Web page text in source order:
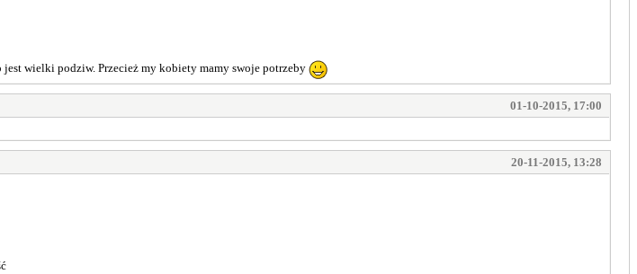
wielki podziw. Przecież my kobiety mamy swoje potrzeby
01-10-2015, 17:00
20-11-2015, 13:28